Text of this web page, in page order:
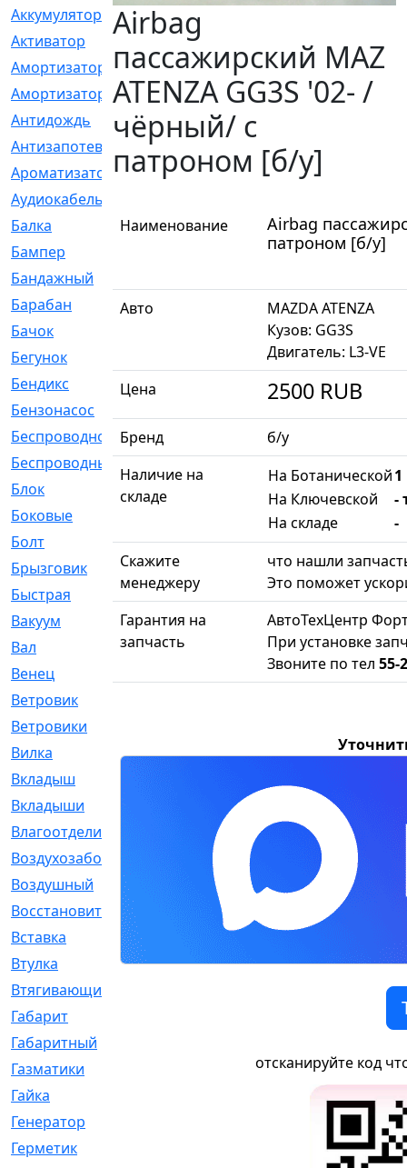
Аккумулятор
[2]
Активатор
[1]
Амортизатор
[608]
Амортизаторы
[21]
Антидождь
[1]
Антизапотеватель
Ароматизатор
[35]
Аудиокабель
Балка
[58]
Бампер
Бандажный
Барабан
Бачок
Бегунок
Бендикс
Бензонасос
Беспроводное
Беспроводные
[1]
Блок
[81]
Боковые
Болт
[247]
Брызговик
[77]
Быстрая
[2]
Вакуум
[23]
Вал
[194]
Венец
Ветровик
Ветровики
Вилка
[15]
Вкладыш
Вкладыши
Влагоотделитель
Воздухозаборник
Воздушный
Восстановительный
Вставка
Втулка
[1875]
Втягивающий
Габарит
Габаритный
Газматики
Гайка
Генератор
Герметик
Airbag
пассажирский MAZ
ATENZA GG3S '02- /
чёрный/ с
патроном [б/у]
Наименование
Airbag
патроном [б/у]
Авто
MAZDA ATENZA
Кузов: GG3S
Двигатель: L3-VE
Цена
2500 RUB
Бренд
б/у
Наличие на
складе
На Ботанической1
На Ключевской
-
На складе
-
Скажите
менеджеру
что нашли
Это поможет
Гарантия на
запчасть
АвтоТехЦентр
При установке
Звоните по тел 55-
отсканируйте код